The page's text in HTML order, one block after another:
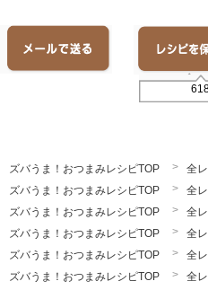
ズバうま！おつまみレシピTOP 全
ズバうま！おつまみレシピTOP
全
ズバうま！おつまみレシピTOP
全
ズバうま！おつまみレシピTOP
全
ズバうま！おつまみレシピTOP
全
ズバうま！おつまみレシピTOP
全